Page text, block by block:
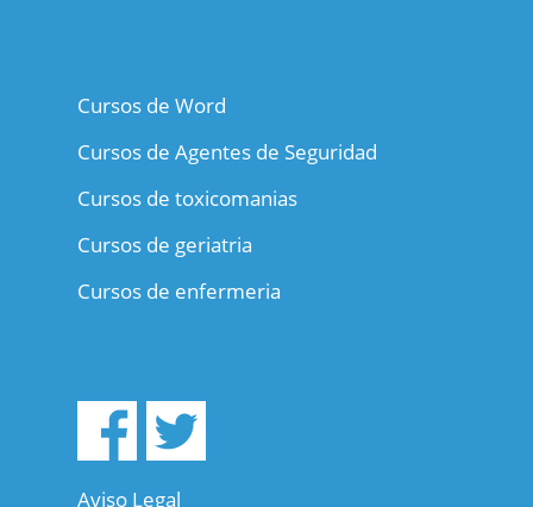
Cursos de Word
Cursos de Agentes de Seguridad
Cursos de toxicomanias
Cursos de geriatria
Cursos de enfermeria
Aviso Legal